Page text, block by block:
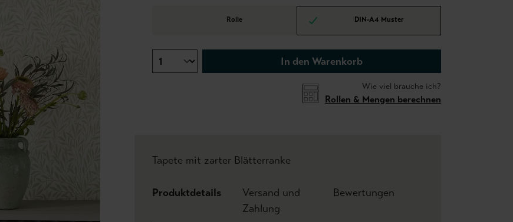
Rolle DIN-A4 Muster
In den Warenkorb
Wie viel brauche ich?
Rollen & Mengen berechnen
Tapete mit zarter Blätterranke
Produktdetails
Versand und
Zahlung
Bewertungen